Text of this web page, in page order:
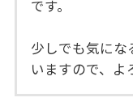
です。
少しでも気にな
いますので、よ